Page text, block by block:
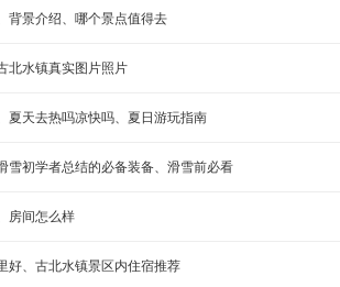
背景介绍、哪个景点值得去
北水镇真实图片照片
夏天去热吗凉快吗、夏日游玩指南
雪初学者总结的必备装备、滑雪前必看
房间怎么样
好、古北水镇景区内住宿推荐